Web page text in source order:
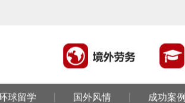
球留学 国外风情 成功案例